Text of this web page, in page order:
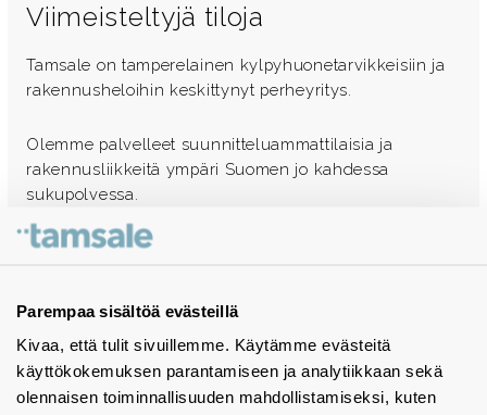
Parempaa sisältöä evästeillä
Kivaa, että tulit sivuillemme. Käytämme evästeitä
käyttökokemuksen parantamiseen ja analytiikkaan sekä
olennaisen toiminnallisuuden mahdollistamiseksi, kuten
Viimeisteltyjä tiloja
Tamsale on tamperelainen kylpyhuonetarvikkeisiin ja
rakennusheloihin keskittynyt perheyritys.
Olemme palvelleet suunnitteluammattilaisia ja
rakennusliikkeitä ympäri Suomen jo kahdessa
sukupolvessa.
Ota yhteyttä - autamme mielellämme
Tuotekuvastot
Instagram
BIM-objektit